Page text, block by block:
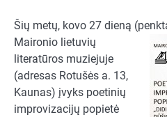
Šių metų, kovo 27 dieną
Maironio lietuvių
literatūros muziejuje
(adresas Rotušės a. 13,
Kaunas) įvyks poetinių
improvizacijų popietė